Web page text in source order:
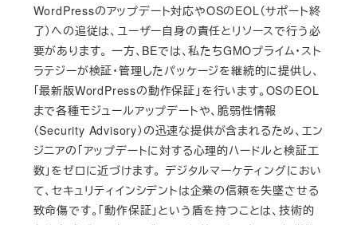
WordPressのアップデート対応やOSのEOL（サポート終
了）への追従は、ユーザー自身の責任とリソースで行う必
要があります。 一方、BEでは、私たちGMOプライム・スト
ラテジーが検証・管理したパッケージを継続的に提供し、
「最新版WordPressの動作保証」を行います。OSのEOL
まで各種モジュールアップデートや、脆弱性情報
（Security Advisory）の迅速な提供が含まれるため、エン
ジニアの「アップデートに対する心理的ハードルと検証工
数」をゼロに近づけます。 デジタルマーケティングにおい
て、セキュリティインシデントは企業の信頼を失墜させる
致命傷です。「動作保証」という盾を持つことは、技術的